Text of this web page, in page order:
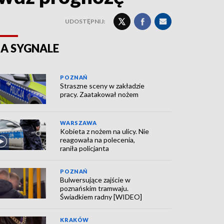
UDOSTĘPNIJ:
SYGNALE
POZNAŃ
Straszne sceny w zakładzie
pracy. Zaatakował nożem
WARSZAWA
Kobieta z nożem na ulicy. Nie
reagowała na polecenia,
raniła policjanta
POZNAŃ
Bulwersujące zajście w
poznańskim tramwaju.
Świadkiem radny [WIDEO]
KRAKÓW